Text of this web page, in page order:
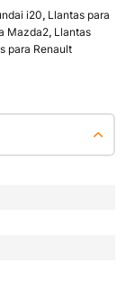
i20, Llantas para
Mazda2, Llantas
para Renault